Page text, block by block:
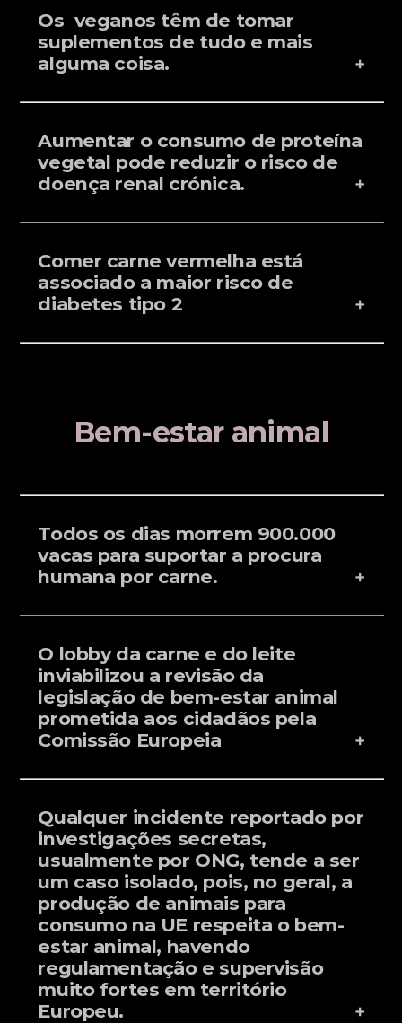
Os veganos têm de tomar
suplementos de tudo e mais
alguma coisa.
Aumentar o consumo de proteína
vegetal pode reduzir o risco de
doença renal crónica.
Comer carne vermelha está
associado a maior risco de
diabetes tipo 2
Bem-estar animal
Todos os dias morrem 900.000
vacas para suportar a procura
humana por carne.
O lobby da carne e do leite
inviabilizou a revisão da
legislação de bem-estar animal
prometida aos cidadãos pela
Comissão Europeia
Qualquer incidente reportado por
investigações secretas,
usualmente por ONG, tende a ser
um caso isolado, pois, no geral, a
produção de animais para
consumo na UE respeita o bem-
estar animal, havendo
regulamentação e supervisão
muito fortes em território
Europeu.